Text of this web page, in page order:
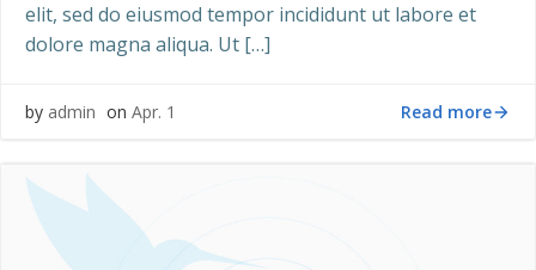
elit, sed do eiusmod tempor incididunt ut labore et
dolore magna aliqua. Ut […]
by admin on Apr. 1 Read more